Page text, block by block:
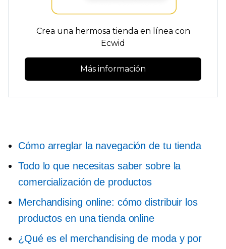
Crea una hermosa tienda en línea con
Ecwid
Más información
Cómo arreglar la navegación de tu tienda
Todo lo que necesitas saber sobre la
comercialización de productos
Merchandising online: cómo distribuir los
productos en una tienda online
¿Qué es el merchandising de moda y por